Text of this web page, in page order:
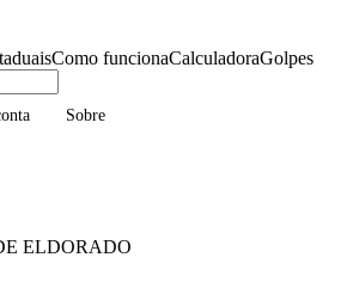
Como funcionaCalculadoraGolpes
Sobre
ELDORADO